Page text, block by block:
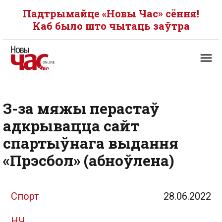
Падтрымайце «Новы Час» сёння!
Каб было што чытаць заўтра
З-за мяжы перастаў
адкрывацца сайт
спартыўнага выдання
«Прэсбол» (абноўлена)
Спорт 28.06.2022